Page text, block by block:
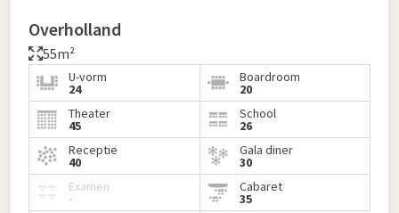
Overholland
55m²
U-vorm
24
Boardroom
20
Theater
45
School
26
Receptie
40
Gala diner
30
Examen
-
Cabaret
35